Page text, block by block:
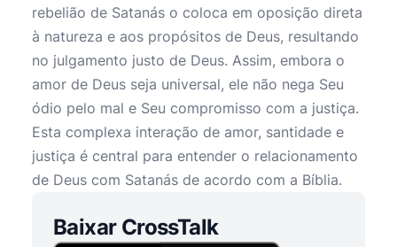
rebelião de Satanás o coloca em oposição direta
à natureza e aos propósitos de Deus, resultando
no julgamento justo de Deus. Assim, embora o
amor de Deus seja universal, ele não nega Seu
ódio pelo mal e Seu compromisso com a justiça.
Esta complexa interação de amor, santidade e
justiça é central para entender o relacionamento
de Deus com Satanás de acordo com a Bíblia.
Baixar CrossTalk